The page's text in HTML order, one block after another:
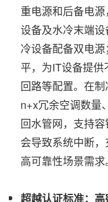
重电源和后备电
设备及水冷末端
冷设备配备双电
平，为IT设备提
回路等配置。在
n+x冗余空调数量
回水管网，支持
会导致系统中断，
高可靠性场景需求
超越认证标准：高